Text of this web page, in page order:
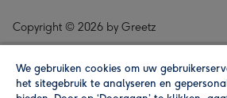
Copyright © 2026 by Greetz
We gebruiken cookies om uw
het sitegebruik te analyseren en